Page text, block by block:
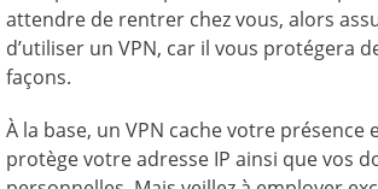
attendre de rentrer chez vous, alors
d’utiliser un VPN, car il vous protégera
façons.
À la base, un VPN cache votre présence
protège votre adresse IP ainsi que vos